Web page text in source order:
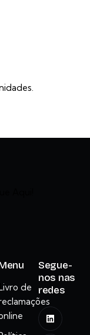
de
Segue-
nos nas
redes